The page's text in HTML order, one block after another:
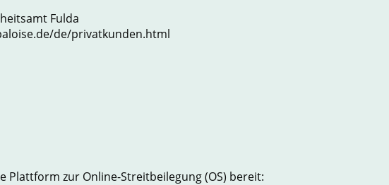
Fulda
de/privatkunden.html
Plattform zur Online-Streitbeilegung (OS) bereit: